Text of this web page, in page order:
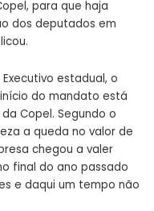
para que haja
dos deputados em
estadual, o
do mandato está
Copel. Segundo o
a queda no valor de
chegou a valer
final do ano passado
e daqui um tempo não